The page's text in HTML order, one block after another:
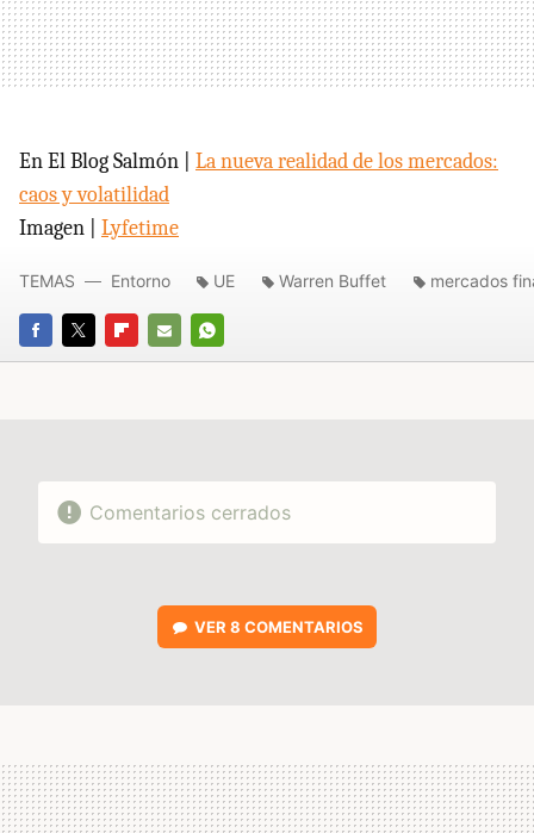
En El Blog Salmón | La nueva realidad de los mercados:
caos y volatilidad
Imagen | Lyfetime
FACEBOOK
TWITTERFLIPBOARD
E-
WHATSAPP
TEMAS Entorno UE Warren Buffet mercados
Comentarios cerrados
VER 8 COMENTARIOS